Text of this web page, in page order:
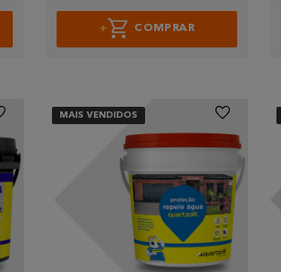
COMPRAR
MAIS VENDIDOS